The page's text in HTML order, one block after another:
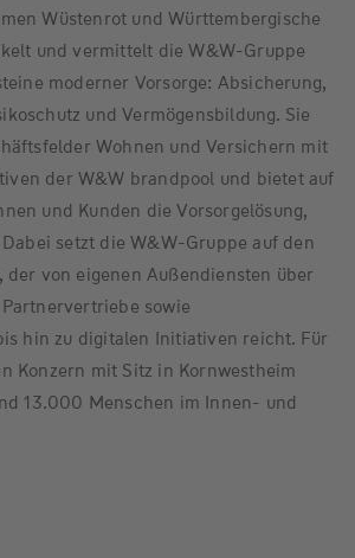
Wüstenrot und Württembergische
und vermittelt die W&W-Gruppe
moderner Vorsorge: Absicherung,
und Vermögensbildung. Sie
Wohnen und Versichern mit
der W&W brandpool und bietet auf
und Kunden die Vorsorgelösung,
setzt die W&W-Gruppe auf den
von eigenen Außendiensten über
sowie
hin zu digitalen Initiativen reicht. Für
Konzern mit Sitz in Kornwestheim
13.000 Menschen im Innen- und